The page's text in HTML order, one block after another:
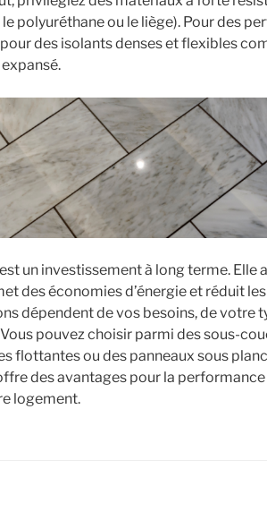
polyuréthane ou le liège). Pour des
des isolants denses et flexibles
un investissement à long terme. Elle
des économies d’énergie et réduit
dépendent de vos besoins, de votre
pouvez choisir parmi des sous-
flottantes ou des panneaux sous
des avantages pour la performance
logement.